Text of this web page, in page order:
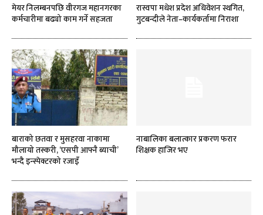
मेयर निलम्बनपछि वीरगज महानगरका
कर्मचारीमा बढ्यो काम गर्ने सहजता
रास्वपा मधेश प्रदेश अधिवेशन स्थगित,
गुटबन्दीले नेता–कार्यकर्तामा निराशा
बाराको छतवा र मुसहरवा नाकामा
मौलायो तस्करी, ‘एसपी आफ्नै ब्याची’
भन्दै इन्स्पेक्टरको रजाइँ
नाबालिका बलात्कार प्रकरण फरार
शिक्षक हाजिर भए